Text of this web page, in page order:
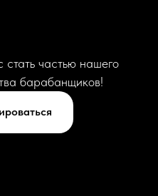
стать частью нашего
барабанщиков!